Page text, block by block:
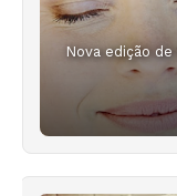
Nova edição